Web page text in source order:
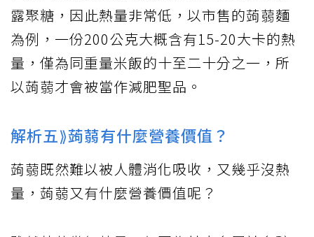
露聚糖，因此熱量非常低，以市售的蒟蒻麵
為例，一份200公克大概含有15-20大卡的熱
量，僅為同重量米飯的十至二十分之一，所
以蒟蒻才會被當作減肥聖品。
解析五⟫蒟蒻有什麼營養價值？
蒟蒻既然難以被人體消化吸收，又幾乎沒熱
量，蒟蒻又有什麼營養價值呢？